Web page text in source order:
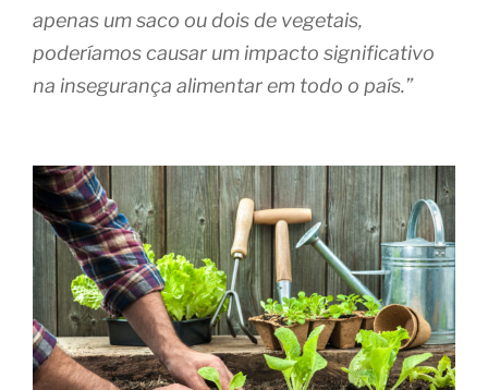
apenas um saco ou dois de vegetais,
poderíamos causar um impacto significativo
na insegurança alimentar em todo o país.”